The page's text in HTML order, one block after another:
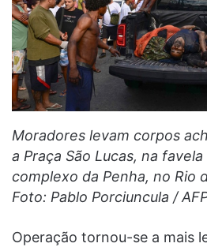
Moradores levam corpos
a Praça São Lucas, na
complexo da Penha, no Rio
Foto: Pablo Porciuncula /
Operação tornou-se a mais